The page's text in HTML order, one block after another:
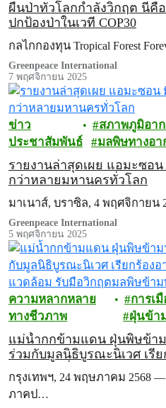
ผืนป่าทั่วโลกกำลังวิกฤต นี่คื
ปกป้องป่าในเวที COP30
กลไกกองทุน Tropical Forest
Greenpeace International
7 พฤศจิกายน 2025
ข่าว
ประชาสัมพันธ์
สภาพภูมิอา
มลพิษทางอา
รายงานล่าสุดเผย แอมะซอ
กว่าหลายมหานครทั่วโลก
มาเนาส์, บราซิล, 4 พฤศจิกายน
Greenpeace International
5 พฤศจิกายน 2025
ความหลากหลาย
ทางชีวภาพ
การเ
ฝุ่นข้า
แม่น้ำกกข้ามแดน ฝุ่นพิษข้า
ร่วมกับมูลนิธิบูรณะนิเวศ เรี
กรอบสิทธิสิ่งแวดล้อม รับมื
กรุงเทพฯ, 24 พฤษภาคม 2568
ภาคป…